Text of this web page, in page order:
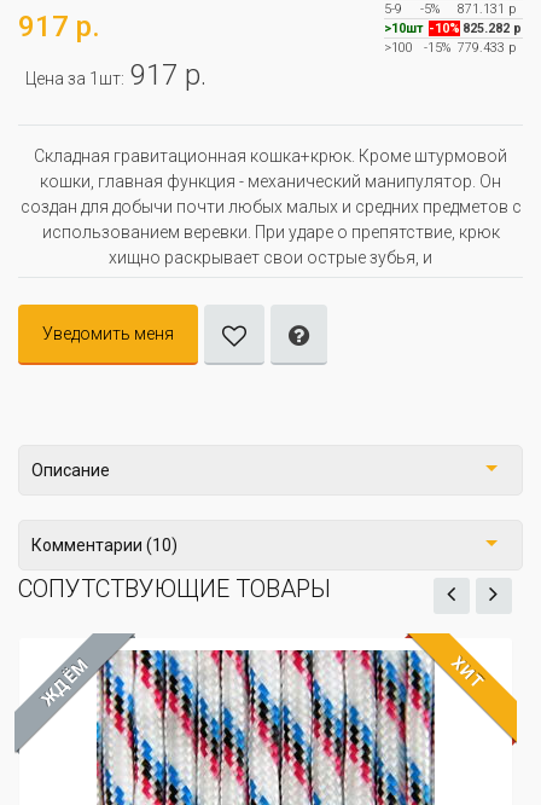
917 р.
Цена за 1шт: 917 р.
5-9
-5%
871.131 р
>10шт -10% 825.282 р
>100
-15% 779.433 р
Складная гравитационная кошка+крюк. Кроме штурмовой
кошки, главная функция - механический манипулятор. Он
создан для добычи почти любых малых и средних предметов с
использованием веревки. При ударе о препятствие, крюк
хищно раскрывает свои острые зубья, и
Уведомить меня
Описание
Комментарии (10)
СОПУТСТВУЮЩИЕ ТОВАРЫ
ЖДЁМ ХИТ